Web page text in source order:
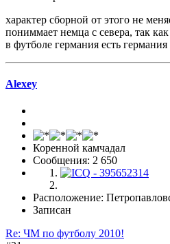
характер сборной от этого не
пониммает немца с севера, так
в футболе германия есть германия
Alexey
Коренной камчадал
Сообщения: 2 650
Расположение:
Записан
Re: ЧМ по футболу 2010!